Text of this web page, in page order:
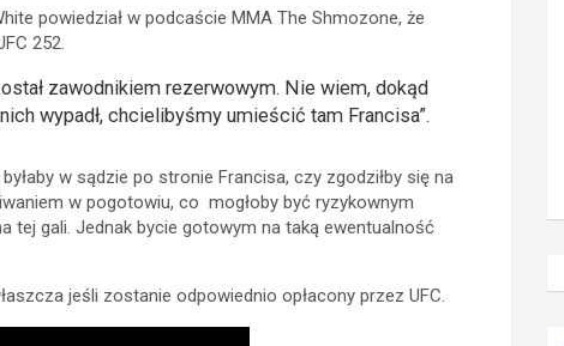
powiedział w podcaście MMA The Shmozone, że
252.
zawodnikiem rezerwowym. Nie wiem, dokąd
wypadł, chcielibyśmy umieścić tam Francisa”.
w sądzie po stronie Francisa, czy zgodziłby się na
w pogotowiu, co mogłoby być ryzykownym
tej gali. Jednak bycie gotowym na taką ewentualność
jeśli zostanie odpowiednio opłacony przez UFC.